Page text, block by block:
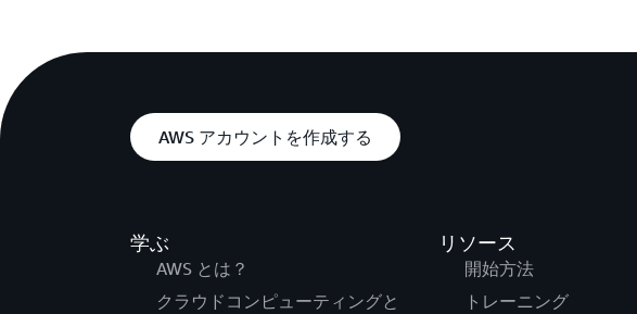
AWS アカウントを作成する
学ぶ
AWS とは？
クラウドコンピューティングと
リソース
開始方法
トレーニング